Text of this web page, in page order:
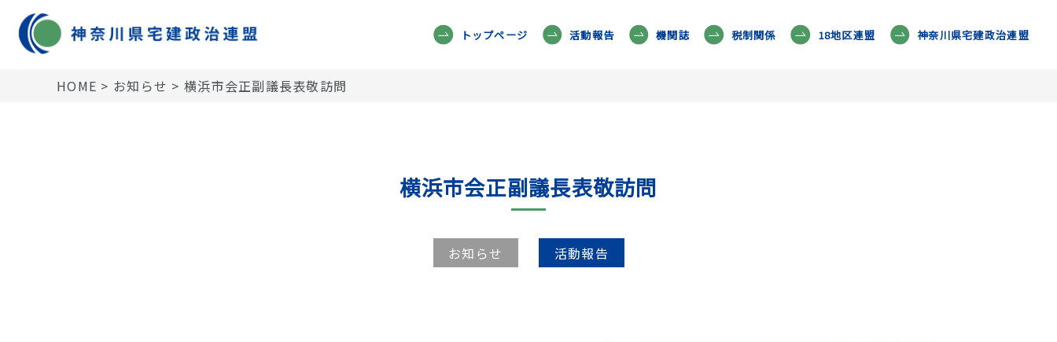
トップページ 活動報告 機関誌 税制関係 18地区連盟 神奈川県宅建政治連盟
HOME > お知らせ > 横浜市会正副議長表敬訪問
横浜市会正副議長表敬訪問
お知らせ 活動報告